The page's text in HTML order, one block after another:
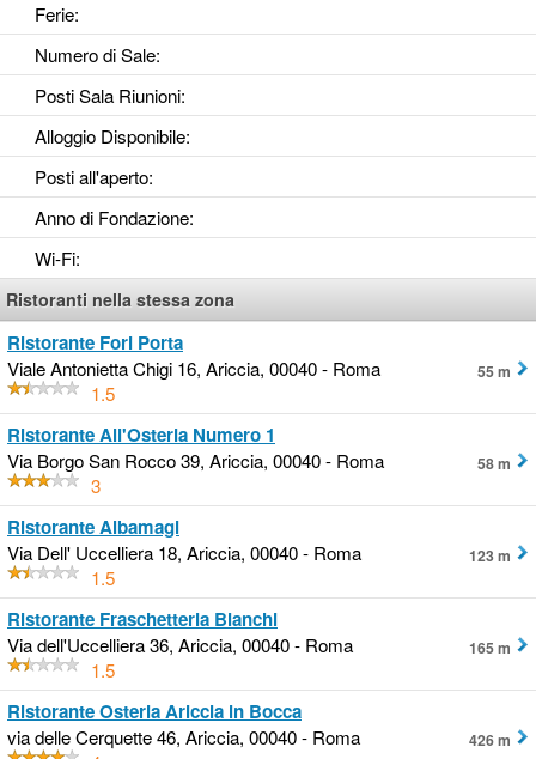
Ferie:
Numero di Sale:
Posti Sala Riunioni:
Alloggio Disponibile:
Posti all'aperto:
Anno di Fondazione:
Wi-Fi:
Ristoranti nella stessa zona
Ristorante Fori Porta
Viale Antonietta Chigi 16, Ariccia, 00040 - Roma
1.5
55 m
Ristorante All'Osteria Numero 1
Via Borgo San Rocco 39, Ariccia, 00040 - Roma
3
58 m
Ristorante Albamagi
Via Dell' Uccelliera 18, Ariccia, 00040 - Roma
1.5
123 m
Ristorante Fraschetteria Bianchi
Via dell'Uccelliera 36, Ariccia, 00040 - Roma
1.5
165 m
Ristorante Osteria Ariccia in Bocca
via delle Cerquette 46, Ariccia, 00040 - Roma
426 m